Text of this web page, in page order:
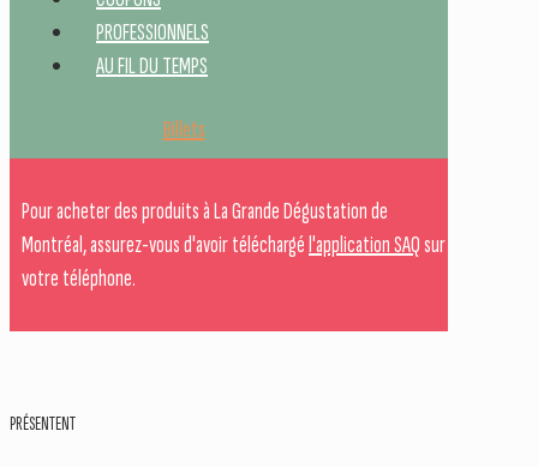
PROFESSIONNELS
AU FIL DU TEMPS
Billets
Pour acheter des produits à La Grande Dégustation de
Montréal, assurez-vous d'avoir téléchargél'application SAQsur
votre téléphone.
PRÉSENTENT